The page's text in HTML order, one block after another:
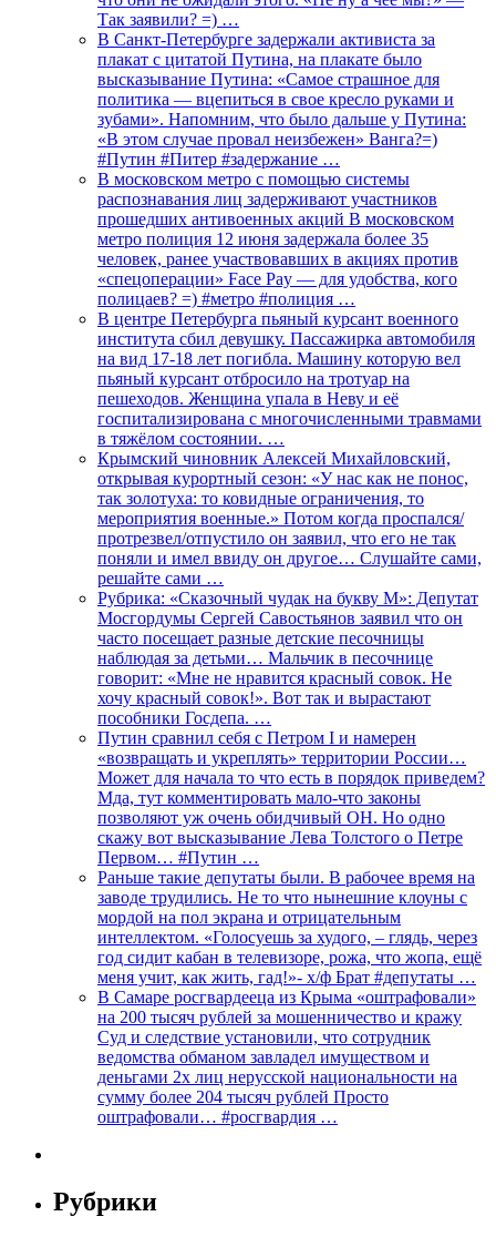
Так заявили? =) …
В Санкт-Петербурге задержали активиста за
плакат с цитатой Путина, на плакате было
высказывание Путина: «Самое страшное для
политика — вцепиться в свое кресло руками и
зубами». Напомним, что было дальше у Путина:
«В этом случае провал неизбежен» Ванга?=)
#Путин #Питер #задержание …
В московском метро с помощью системы
распознавания лиц задерживают участников
прошедших антивоенных акций В московском
метро полиция 12 июня задержала более 35
человек, ранее участвовавших в акциях против
«спецоперации» Face Pay — для удобства, кого
полицаев? =) #метро #полиция …
В центре Петербурга пьяный курсант военного
института сбил девушку. Пассажирка автомобиля
на вид 17-18 лет погибла. Машину которую вел
пьяный курсант отбросило на тротуар на
пешеходов. Женщина упала в Неву и её
госпитализирована с многочисленными травмами
в тяжёлом состоянии. …
Крымский чиновник Алексей Михайловский,
открывая курортный сезон: «У нас как не понос,
так золотуха: то ковидные ограничения, то
мероприятия военные.» Потом когда проспался/
протрезвел/отпустило он заявил, что его не так
поняли и имел ввиду он другое… Слушайте сами,
решайте сами …
Рубрика: «Сказочный чудак на букву М»: Депутат
Мосгордумы Сергей Савостьянов заявил что он
часто посещает разные детские песочницы
наблюдая за детьми… Мальчик в песочнице
говорит: «Мне не нравится красный совок. Не
хочу красный совок!». Вот так и вырастают
пособники Госдепа. …
Путин сравнил себя с Петром I и намерен
«возвращать и укреплять» территории России…
Может для начала то что есть в порядок приведем?
Мда, тут комментировать мало-что законы
позволяют уж очень обидчивый ОН. Но одно
скажу вот высказывание Лева Толстого о Петре
Первом… #Путин …
Раньше такие депутаты были. В рабочее время на
заводе трудились. Не то что нынешние клоуны с
мордой на пол экрана и отрицательным
интеллектом. «Голосуешь за худого, – глядь, через
год сидит кабан в телевизоре, рожа, что жопа, ещё
меня учит, как жить, гад!»- х/ф Брат #депутаты …
В Самаре росгвардееца из Крыма «оштрафовали»
на 200 тысяч рублей за мошенничество и кражу
Суд и следствие установили, что сотрудник
ведомства обманом завладел имуществом и
деньгами 2х лиц нерусской национальности на
сумму более 204 тысяч рублей Просто
оштрафовали… #росгвардия …
Рубрики